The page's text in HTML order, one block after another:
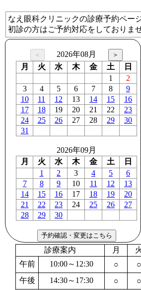
なえ眼科クリニックの診療予約ペー
初診の方はご予約対応をしておりま
2026年08月
月
火 水 木 金 土
日
1
2
3
4 5 6 7 8
9
10
11 12 13 14 15
16
17
18 19 20 21 22
23
24
25 26 27 28 29
30
31
2026年09月
月
火 水 木 金 土
日
1
2 3 4 5
6
7
8 9 10 11 12
13
14
15 16 17 18 19
20
21
22 23 24 25 26
27
28
29 30
診療案内 月
午前
10:00～12:30 ○ ○
午後
14:30～17:30 ○ ○